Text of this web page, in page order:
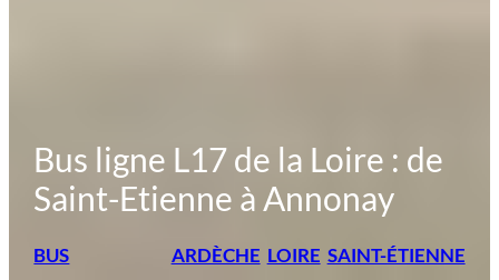
Bus ligne L17 de la Loire : de
Saint-Etienne à Annonay
BUS ARDÈCHE LOIRE SAINT-ÉTIENNE